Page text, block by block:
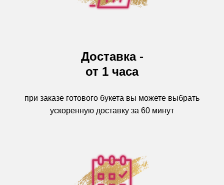
Доставка -
от 1 часа
при заказе готового букета вы можете выбрать
ускоренную доставку за 60 минут